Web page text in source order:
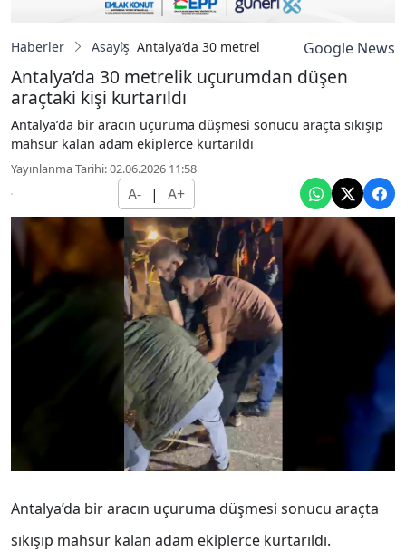
Haberler Asayiş Antalya’da 30 metrelik uçurumdan düşen
Google News
Antalya’da 30 metrelik uçurumdan düşen
araçtaki kişi kurtarıldı
Antalya’da bir aracın uçuruma düşmesi sonucu araçta sıkışıp
mahsur kalan adam ekiplerce kurtarıldı
Yayınlanma Tarihi: 02.06.2026 11:58
A- | A+
Antalya’da bir aracın uçuruma düşmesi sonucu araçta
sıkışıp mahsur kalan adam ekiplerce kurtarıldı.